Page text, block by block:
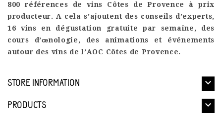
800 références devins Côtes de Provence àprix
producteur. A cela s’ajoutent des conseils d’experts,
16 vins en dégustation gratuite par semaine, des
cours d’œnologie, des animations et événements
autour des vins de l’AOC Côtes de Provence.
STORE INFORMATION 
PRODUCTS 